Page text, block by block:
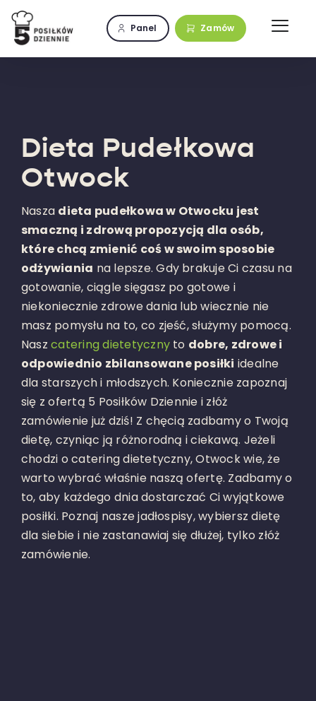
Przejdź
zawartości
Panel Zamów
Dieta Pudełkowa
Otwock
Nasza dieta pudełkowa w Otwocku jest
smaczną i zdrową propozycją dla osób,
które chcą zmienić coś w swoim sposobie
odżywiania na lepsze. Gdy brakuje Ci czasu na
gotowanie, ciągle sięgasz po gotowe i
niekoniecznie zdrowe dania lub wiecznie nie
masz pomysłu na to, co zjeść, służymy pomocą.
Naszcatering dietetyczny to dobre, zdrowe i
odpowiednio zbilansowane posiłki idealne
dla starszych i młodszych. Koniecznie zapoznaj
się z ofertą 5 Posiłków Dziennie i złóż
zamówienie już dziś! Z chęcią zadbamy o Twoją
dietę, czyniąc ją różnorodną i ciekawą. Jeżeli
chodzi o catering dietetyczny, Otwock wie, że
warto wybrać właśnie naszą ofertę. Zadbamy o
to, aby każdego dnia dostarczać Ci wyjątkowe
posiłki. Poznaj nasze jadłospisy, wybiersz dietę
dla siebie i nie zastanawiaj się dłużej, tylko złóż
zamówienie.